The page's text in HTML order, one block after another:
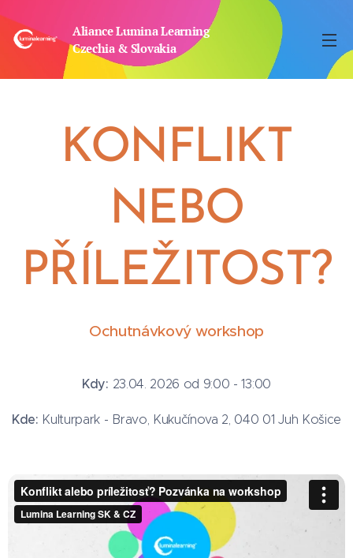
Aliance Lumina Learning
Czechia & Slovakia
KONFLIKT
NEBO
PŘÍLEŽITOST?
Ochutnávkový workshop
Kdy: 23.04. 2026 od 9:00 - 13:00
Kde: Kulturpark - Bravo, Kukučínova 2, 040 01 Juh Košice